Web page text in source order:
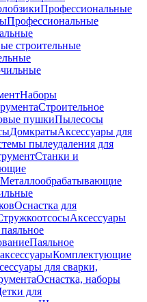
Профессиональные
Профессиональные
строительные
Наборы
Строительное
пушкиПылесосы
ДомкратыАксессуары для
пылеудаления для
Станки и
Металлообрабатывающие
Оснастка для
Аксессуары
Паяльное
Комплектующие
для сварки,
Оснастка, наборы
для